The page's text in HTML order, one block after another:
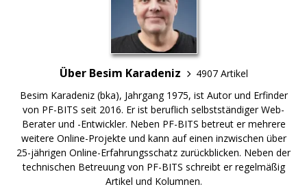
Über Besim Karadeniz
4907 Artikel
Besim Karadeniz (bka), Jahrgang 1975, ist Autor und Erfinder
von PF-BITS seit 2016. Er ist beruflich selbstständiger Web-
Berater und -Entwickler. Neben PF-BITS betreut er mehrere
weitere Online-Projekte und kann auf einen inzwischen über
25-jährigen Online-Erfahrungsschatz zurückblicken. Neben der
technischen Betreuung von PF-BITS schreibt er regelmäßig
Artikel und Kolumnen.